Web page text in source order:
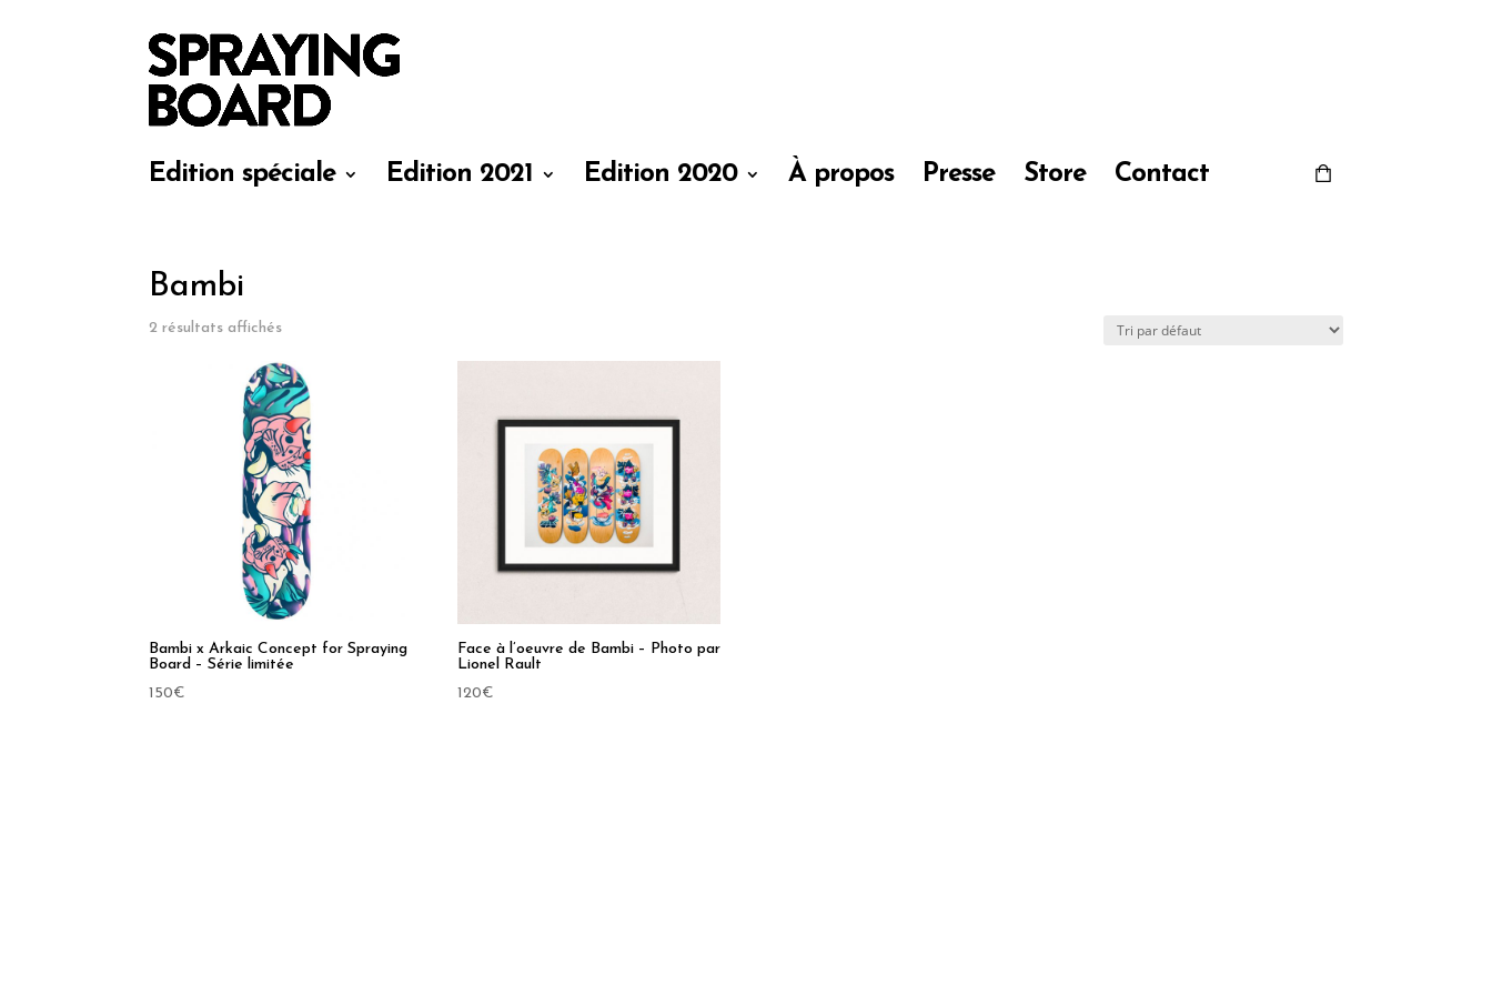
Edition spéciale Edition 2021 Edition 2020 À propos Presse Store Contact
Bambi
2 résultats affichés
Bambi x Arkaic Concept for Spraying
Board – Série limitée
150€
Face à l’oeuvre de Bambi – Photo par
Lionel Rault
120€